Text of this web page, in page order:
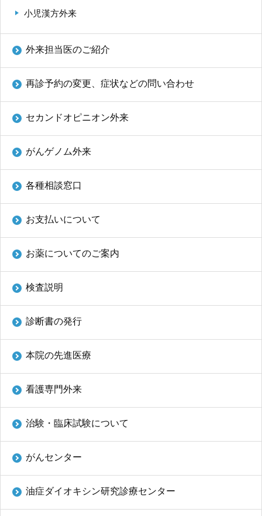
小児漢方外来
外来担当医のご紹介
再診予約の変更、症状などの問い合わせ
セカンドオピニオン外来
がんゲノム外来
各種相談窓口
お支払いについて
お薬についてのご案内
検査説明
診断書の発行
本院の先進医療
看護専門外来
治験・臨床試験について
がんセンター
油症ダイオキシン研究診療センター